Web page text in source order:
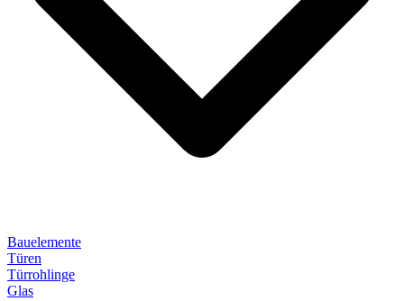
Bauelemente
Türen
Türrohlinge
Glas